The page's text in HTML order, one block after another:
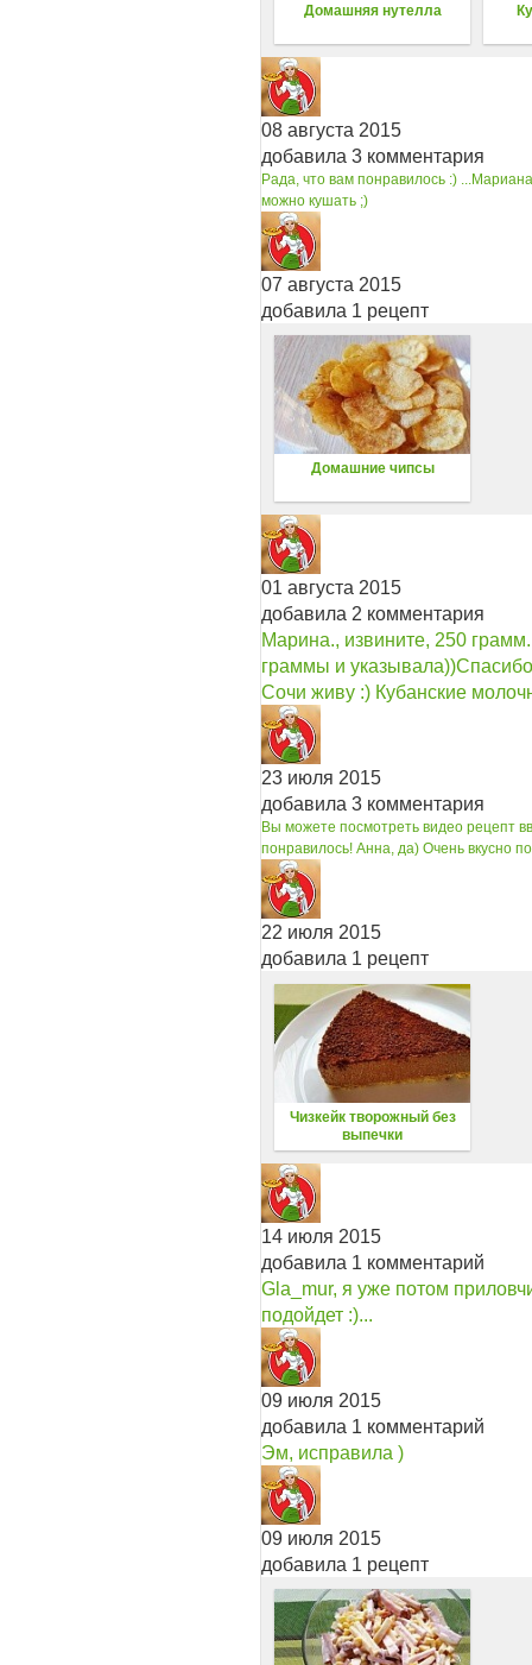
Домашняя нутелла
08 августа 2015
добавила 3 комментария
Рада, что вам понравилось :) ...
можно кушать ;)
07 августа 2015
добавила 1 рецепт
Домашние чипсы
01 августа 2015
добавила 2 комментария
Марина., извините, 250
граммы и
Сочи живу :) Кубанские
23 июля 2015
добавила 3 комментария
Вы можете посмотреть видео рецепт
понравилось! Анна, да) Очень вкусно
22 июля 2015
добавила 1 рецепт
Чизкейк творожный без
выпечки
14 июля 2015
добавила 1 комментарий
Gla_mur, я уже потом
подойдет :)...
09 июля 2015
добавила 1 комментарий
Эм, исправила )
09 июля 2015
добавила 1 рецепт